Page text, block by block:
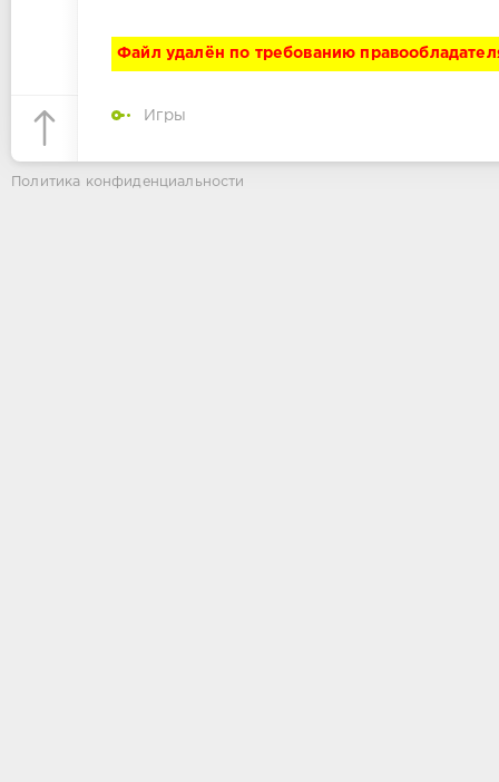
Файл удалён по требованию
Игры
Политика конфиденциальности